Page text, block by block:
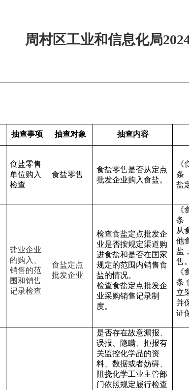
周村区工业和信息化局
抽查事项 抽查对象 抽查内容
食盐零售
单位购入
检查
食盐零售
食盐零售是否从定点
批发企业购入食盐。
条
盐
盐业企业
的购入、
销售的范
围和销售
记录检查
食盐定点
批发企业
检查食盐定点批发企
业是否按规定渠道购
进食盐和是否在国家
规定的范围内销售食
盐的情况。
检查食盐定点批发企
业采购销售记录制
度。
条
从
他
盐
售。
条
立
并
证
是否存在故意漏报、
误报、隐瞒、拒报有
关监控化学品的资
料、数据或者妨碍、
阻挠化学工业主管部
门依照规定履行检查